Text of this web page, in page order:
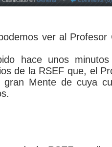
en particular, la física
Descanse en paz.
5097165/